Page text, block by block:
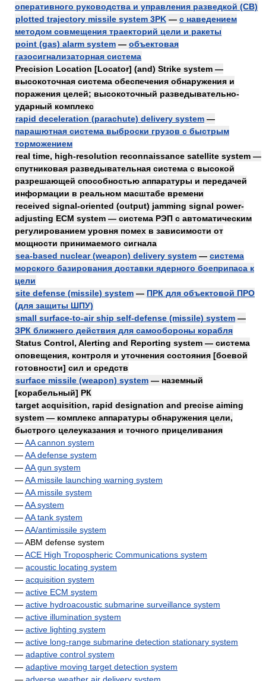
оперативного руководства и управления разведкой (СВ)
plotted trajectory missile system 3PK — с наведением
методом совмещения траекторий цели и ракеты
point (gas) alarm system — объектовая
газосигнализаторная система
Precision Location [Locator] (and) Strike system —
высокоточная система обеспечения обнаружения и
поражения целей; высокоточный разведывательно-
ударный комплекс
rapid deceleration (parachute) delivery system —
парашютная система выброски грузов с быстрым
торможением
real time, high-resolution reconnaissance satellite system —
спутниковая разведывательная система с высокой
разрешающей способностью аппаратуры и передачей
информации в реальном масштабе времени
received signal-oriented (output) jamming signal power-
adjusting ECM system — система РЭП с автоматическим
регулированием уровня помех в зависимости от
мощности принимаемого сигнала
sea-based nuclear (weapon) delivery system — система
морского базирования доставки ядерного боеприпаса к
цели
site defense (missile) system — ПРК для объектовой ПРО
(для защиты ШПУ)
small surface-to-air ship self-defense (missile) system —
ЗРК ближнего действия для самообороны корабля
Status Control, Alerting and Reporting system — система
оповещения, контроля и уточнения состояния [боевой
готовности] сил и средств
surface missile (weapon) system — наземный
[корабельный] РК
target acquisition, rapid designation and precise aiming
system — комплекс аппаратуры обнаружения цели,
быстрого целеуказания и точного прицеливания
—AA cannon system
—AA defense system
—AA gun system
—AA missile launching warning system
—AA missile system
—AA system
—AA tank system
—AA/antimissile system
— ABM defense system
—ACE High Tropospheric Communications system
— acoustic locating system
— acquisition system
— active ECM system
— active hydroacoustic submarine surveillance system
— active illumination system
— active lighting system
— active long-range submarine detection stationary system
— adaptive control system
— adaptive moving target detection system